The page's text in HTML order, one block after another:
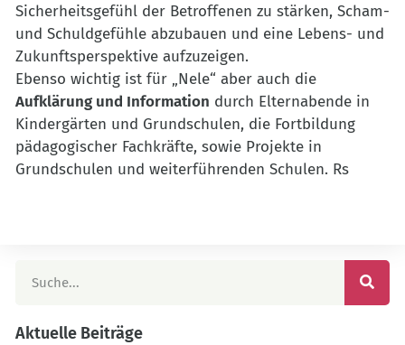
Sicherheitsgefühl der Betroffenen zu stärken, Scham-
und Schuldgefühle abzubauen und eine Lebens- und
Zukunftsperspektive aufzuzeigen.
Ebenso wichtig ist für „Nele“ aber auch die
Aufklärung und Information durch Elternabende in
Kindergärten und Grundschulen, die Fortbildung
pädagogischer Fachkräfte, sowie Projekte in
Grundschulen und weiterführenden Schulen. Rs
Aktuelle Beiträge